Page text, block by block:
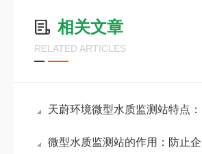
相关文章
RELATED ARTICLES
天蔚环境微型水质监测站特点：低检测下限，满足地表水在线监测规范要求
微型水质监测站的作用：防止企业超标排放废水，保护周边水环境安全